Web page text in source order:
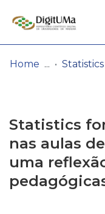
Browse repository
Entities
Log
In(current)
Home Statistics
Statistics
nas aulas
uma